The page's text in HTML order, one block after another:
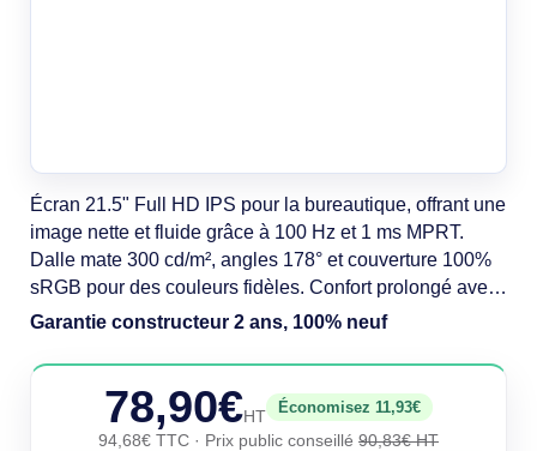
Écran 21.5" Full HD IPS pour la bureautique, offrant une
image nette et fluide grâce à 100 Hz et 1 ms MPRT.
Dalle mate 300 cd/m², angles 178° et couverture 100%
sRGB pour des couleurs fidèles. Confort prolongé avec
anti-scintillement et réduction de lumière bleue.
parleurs intégrés. Montage VESA 100x100.
Garantie constructeur 2 ans, 100% neuf
78,90€HT
Économisez 11,93€
94,68€ TTC · Prix public conseillé 90,83€ HT